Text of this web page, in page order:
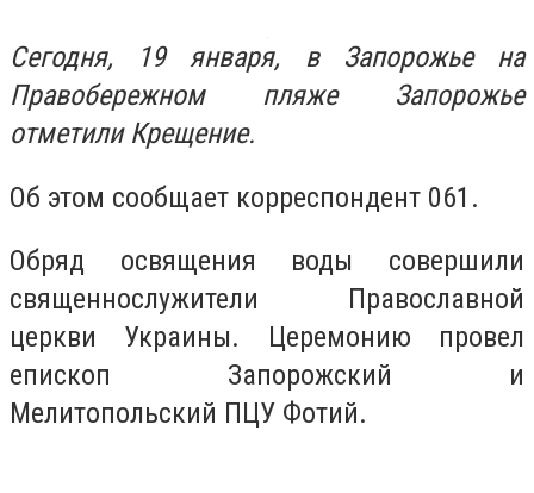
Сегодня, 19 января, в Запорожье на
Правобережном пляже Запорожье
отметили Крещение.
Об этом сообщает корреспондент 061 .
Обряд освящения воды совершили
священнослужители Православной
церкви Украины. Церемонию провел
епископ Запорожский и
Мелитопольский ПЦУ Фотий.